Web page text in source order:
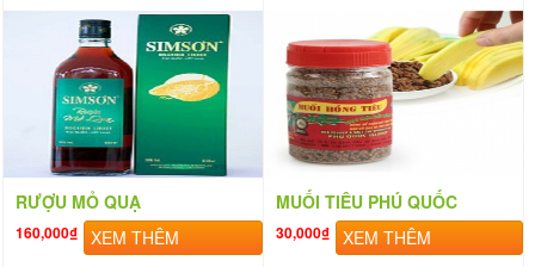
RƯỢU MỎ QUẠ
160,000₫ XEM THÊM
MUỐI TIÊU PHÚ QUỐC
30,000₫ XEM THÊM